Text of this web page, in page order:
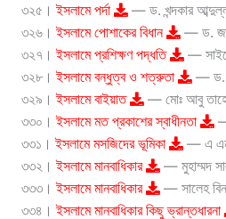
৩২৫।ইসলামে পর্দা
— ড. খন্দকার
৩২৬।ইসলামে পোশাকের বিধান
— ড.
৩২৭।ইসলামে প্রশিক্ষণ পদ্ধতি
—
৩২৮।ইসলামে বন্ধুত্ব ও শত্রুতা
— ড.
৩২৯।ইসলামে বাইয়াত
— মোঃ আবু
৩৩০।ইসলামে মত প্রকাশের স্বাধীনতা
—
৩৩১।ইসলামে মসজিদের ভূমিকা
— এ এন
৩৩২।ইসলামে মানবাধিকার
— মুহাম্মদ
৩৩৩।ইসলামে মানবাধিকার
— সালেহ
৩৩৪।ইসলামে মানবাধিকার কিছু ভ্রান্তধারনা